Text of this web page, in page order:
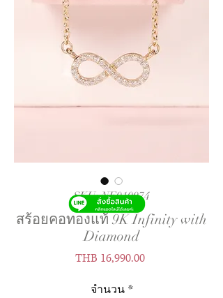
SKU: NE010074
สร้อยคอทองแท้ 9K Infinity with
Diamond
THB 16,990.00ราคา
จำนวน *